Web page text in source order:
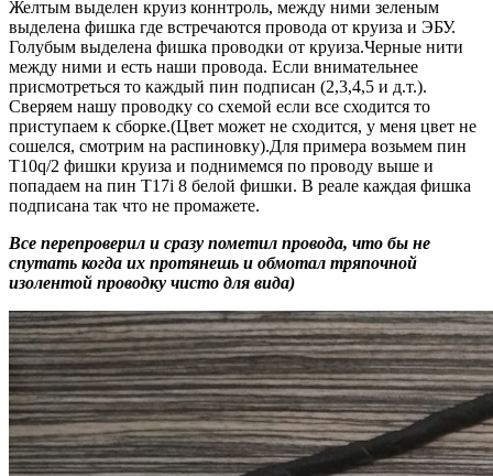
Желтым выделен круиз коннтроль, между ними зеленым
выделена фишка где встречаются провода от круиза и ЭБУ.
Голубым выделена фишка проводки от круиза.Черные нити
между ними и есть наши провода. Если внимательнее
присмотреться то каждый пин подписан (2,3,4,5 и д.т.).
Сверяем нашу проводку со схемой если все сходится то
приступаем к сборке.(Цвет может не сходится, у меня цвет не
сошелся, смотрим на распиновку).Для примера возьмем пин
T10q/2 фишки круиза и поднимемся по проводу выше и
попадаем на пин T17i 8 белой фишки. В реале каждая фишка
подписана так что не промажете.
Все перепроверил и сразу пометил провода, что бы не
спутать когда их протянешь и обмотал тряпочной
изолентой проводку чисто для вида)